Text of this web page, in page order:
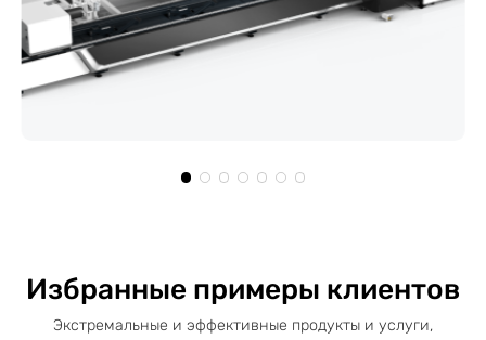
Избранные примеры клиентов
Экстремальные и эффективные продукты и услуги,